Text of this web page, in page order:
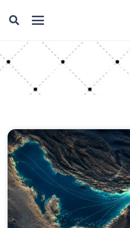
ماهیت تحریم